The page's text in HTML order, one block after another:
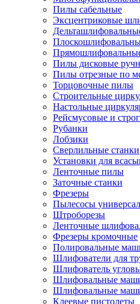
Пилы сабельные
Эксцентриковые
Пилы дисковые
Пилы отрезные по
Торцовочные пилы
Строительные
Настольные
Рейсмусовые и
Рубанки
Лобзики
Сверлильные станки
Установки для
Ленточные пилы
Заточные станки
Фрезеры
Пылесосы
Штроборезы
Ленточные
Фрезеры кромочные
Полировальные
Шлифователи для
Шлифователь
Шлифовальные
Шлифовальные
Клеевые пистолеты